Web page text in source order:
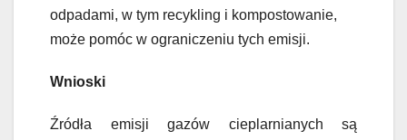
odpadami, w tym recykling i kompostowanie,
może pomóc w ograniczeniu tych emisji.
Wnioski
Źródła emisji gazów cieplarnianych są